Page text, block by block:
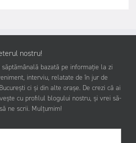
nostru!
bazată pe informație la zi
interviu, relatate de în jur de
ci și din alte orașe. De crezi că ai
cu profilul blogului nostru, și vrei să-
ne scrii. Mulțumim!